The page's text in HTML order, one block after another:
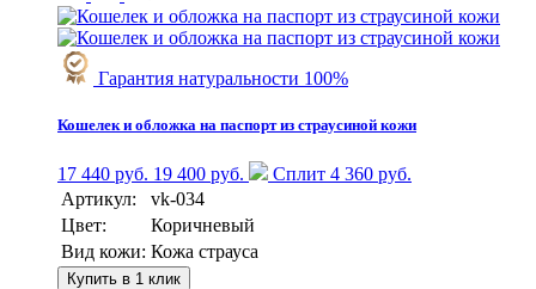
Гарантия натуральности 100%
Кошелек и обложка на паспорт из страусиной кожи
17 440 руб. 19 400 руб.
Сплит 4 360 руб.
Артикул:
vk-034
Цвет:
Коричневый
Вид кожи: Кожа страуса
Купить в 1 клик